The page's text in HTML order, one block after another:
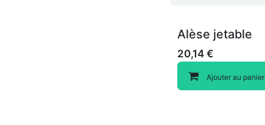
Alèse jetable
20,14 €
Ajouter au panier